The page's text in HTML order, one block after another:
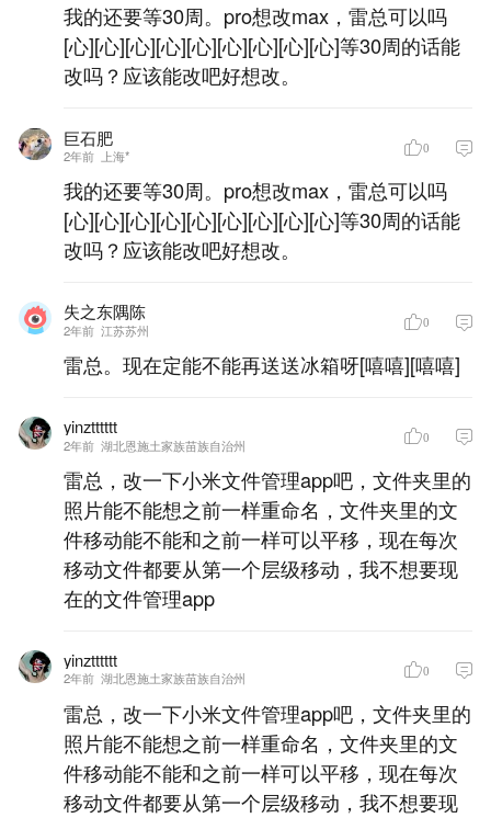
我的还要等30周。pro想改max，雷总可以吗
[心][心][心][心][心][心][心][心][心]等30周的话能
改吗？应该能改吧好想改。
巨石肥
2年前 上海* 0
我的还要等30周。pro想改max，雷总可以吗
[心][心][心][心][心][心][心][心][心]等30周的话能
改吗？应该能改吧好想改。
失之东隅陈
2年前 江苏苏州 0
雷总。现在定能不能再送送冰箱呀[嘻嘻][嘻嘻]
yinztttttt
2年前 湖北恩施土家族苗族自治州 0
雷总，改一下小米文件管理app吧，文件夹里的
照片能不能想之前一样重命名，文件夹里的文
件移动能不能和之前一样可以平移，现在每次
移动文件都要从第一个层级移动，我不想要现
在的文件管理app
yinztttttt
2年前 湖北恩施土家族苗族自治州 0
雷总，改一下小米文件管理app吧，文件夹里的
照片能不能想之前一样重命名，文件夹里的文
件移动能不能和之前一样可以平移，现在每次
移动文件都要从第一个层级移动，我不想要现